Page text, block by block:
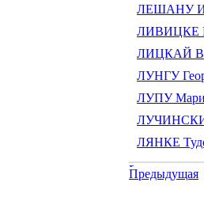
ЛЕШАНУ
ЛИВИЦКЕ
ЛИЦКАЙ
ЛУНГУ
ЛУПУ
ЛЯНКЕ
Предыдущая